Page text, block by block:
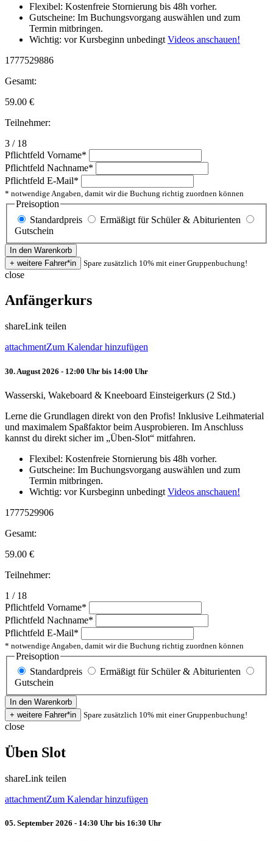
Flexibel: Kostenfreie Stornierung bis 48h vorher.
Gutscheine: Im Buchungsvorgang auswählen und zum
Termin mitbringen.
Wichtig: vor Kursbeginn unbedingt Videos anschauen!
1777529886
Gesamt:
59.00 €
Teilnehmer:
3 / 18
Pflichtfeld Vorname*
Pflichtfeld Nachname*
Pflichtfeld E-Mail*
* notwendige Angaben, damit wir die Buchung richtig zuordnen können
Preisoption
Standardpreis
Ermäßigt für Schüler & Abiturienten
Gutschein
Spare zusätzlich 10% mit einer Gruppenbuchung!
close
Anfängerkurs
shareLink teilen
attachmentZum Kalendar hinzufügen
30. August 2026 - 12:00 Uhr bis 14:00 Uhr
Wasserski, Wakeboard & Kneeboard Einsteigerkurs (2 Std.)
Lerne die Grundlagen direkt von den Profis! Inklusive Leihmaterial
und maximalem Spaßfaktor beim Ausprobieren. Im Anschluss
kannst du direkt sicher im „Üben-Slot“ mitfahren.
Flexibel: Kostenfreie Stornierung bis 48h vorher.
Gutscheine: Im Buchungsvorgang auswählen und zum
Termin mitbringen.
Wichtig: vor Kursbeginn unbedingt Videos anschauen!
1777529906
Gesamt:
59.00 €
Teilnehmer:
1 / 18
Pflichtfeld Vorname*
Pflichtfeld Nachname*
Pflichtfeld E-Mail*
* notwendige Angaben, damit wir die Buchung richtig zuordnen können
Preisoption
Standardpreis
Ermäßigt für Schüler & Abiturienten
Gutschein
Spare zusätzlich 10% mit einer Gruppenbuchung!
close
Üben Slot
shareLink teilen
attachmentZum Kalendar hinzufügen
05. September 2026 - 14:30 Uhr bis 16:30 Uhr